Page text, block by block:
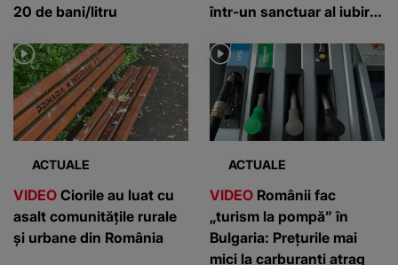
20 de bani/litru
într-un sanctuar al iubirii
ACTUALE
VIDEO Ciorile au luat cu
asalt comunitățile rurale
și urbane din România
ACTUALE
VIDEO Românii fac
„turism la pompă” în
Bulgaria: Prețurile mai
mici la carburanți atrag